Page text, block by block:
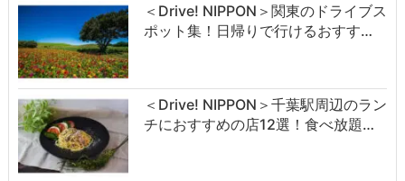
＜Drive! NIPPON＞関東のドライブス
ポット集！日帰りで行けるおすす…
＜Drive! NIPPON＞千葉駅周辺のラン
チにおすすめの店12選！食べ放題…